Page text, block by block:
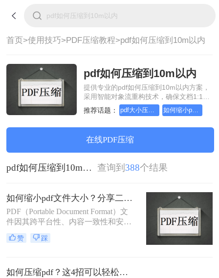
首页>使用技巧>PDF压缩教程>pdf如何压缩到10m以内
pdf如何压缩到10m以内
提供专业的pdf如何压缩到10m以内方案，
采用智能对象流重构技术，确保文档1:1高
保真还原且排版不乱码。支持一键批量处
理，全链路 SSL 加密保障隐私安全。助您
装，高效办公。
推荐话题： pdf大小压缩，实用方法不要错过 如何缩小pdf文件的大小
在线PDF压缩
pdf如何压缩到10m以内 查询到 388个结果
如何缩小pdf文件大小？分享二种实用高效的压缩方法！
PDF（Portable Document Format）文
件因其跨平台性、内容一致性和安全
性而被广泛使用。然而，过大的PDF
文件可能会给传输和存储带来不便。
法。
赞 踩
如何压缩pdf？这4招可以轻松压缩！